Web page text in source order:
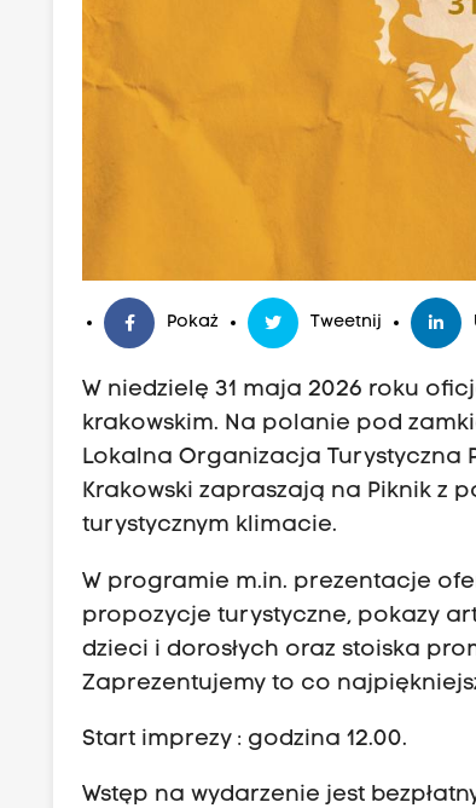
Pokaż Tweetnij
W niedzielę 31 maja 2026 roku
krakowskim. Na polanie pod
Lokalna Organizacja Turystyczna
Krakowski zapraszają na Piknik z
turystycznym klimacie.
W programie m.in. prezentacje
propozycje turystyczne, pokazy
dzieci i dorosłych oraz stoiska
Zaprezentujemy to co
Start imprezy : godzina 12.00.
Wstęp na wydarzenie jest